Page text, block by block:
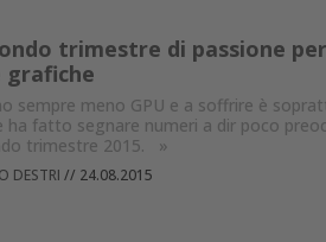
trimestre di passione
grafiche
sempre meno GPU e a soffrire è
ha fatto segnare numeri a dir poco
trimestre 2015.
»
DESTRI // 24.08.2015